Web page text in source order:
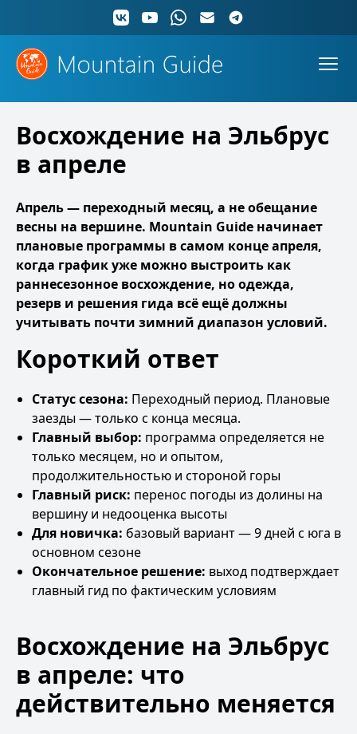
Восхождение на Эльбрус
в апреле
Апрель — переходный месяц, а не обещание
весны на вершине. Mountain Guide начинает
плановые программы в самом конце апреля,
когда график уже можно выстроить как
раннесезонное восхождение, но одежда,
резерв и решения гида всё ещё должны
учитывать почти зимний диапазон условий.
Короткий ответ
Статус сезона: Переходный период. Плановые
заезды — только с конца месяца.
Главный выбор: программа определяется не
только месяцем, но и опытом,
продолжительностью и стороной горы
Главный риск: перенос погоды из долины на
вершину и недооценка высоты
Для новичка: базовый вариант — 9 дней с юга в
основном сезоне
Окончательное решение: выход подтверждает
главный гид по фактическим условиям
Восхождение на Эльбрус
в апреле: что
действительно меняется